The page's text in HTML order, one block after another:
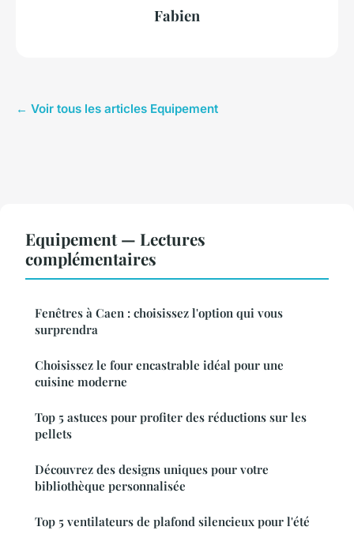
Fabien
← Voir tous les articles Equipement
Equipement — Lectures
complémentaires
Fenêtres à Caen : choisissez l'option qui vous
surprendra
Choisissez le four encastrable idéal pour une
cuisine moderne
Top 5 astuces pour profiter des réductions sur les
pellets
Découvrez des designs uniques pour votre
bibliothèque personnalisée
Top 5 ventilateurs de plafond silencieux pour l'été